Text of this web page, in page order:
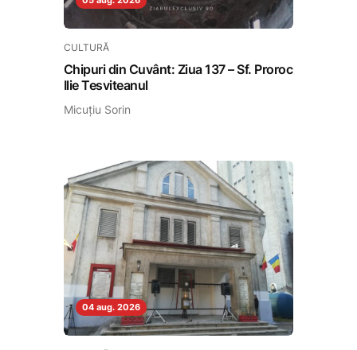
CULTURĂ
Chipuri din Cuvânt: Ziua 137 – Sf. Proroc
Ilie Tesviteanul
Micuțiu Sorin
04 aug. 2026